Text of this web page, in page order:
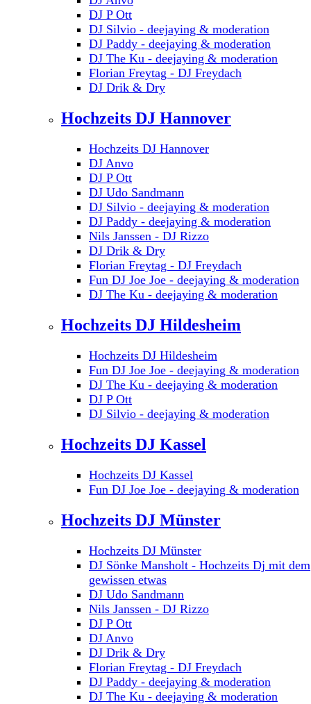
DJ P Ott
DJ Silvio - deejaying & moderation
DJ Paddy - deejaying & moderation
DJ The Ku - deejaying & moderation
Florian Freytag - DJ Freydach
DJ Drik & Dry
Hochzeits DJ Hannover
Hochzeits DJ Hannover
DJ Anvo
DJ P Ott
DJ Udo Sandmann
DJ Silvio - deejaying & moderation
DJ Paddy - deejaying & moderation
Nils Janssen - DJ Rizzo
DJ Drik & Dry
Florian Freytag - DJ Freydach
Fun DJ Joe Joe - deejaying & moderation
DJ The Ku - deejaying & moderation
Hochzeits DJ Hildesheim
Hochzeits DJ Hildesheim
Fun DJ Joe Joe - deejaying & moderation
DJ The Ku - deejaying & moderation
DJ P Ott
DJ Silvio - deejaying & moderation
Hochzeits DJ Kassel
Hochzeits DJ Kassel
Fun DJ Joe Joe - deejaying & moderation
Hochzeits DJ Münster
Hochzeits DJ Münster
DJ Sönke Mansholt - Hochzeits Dj mit dem
gewissen etwas
DJ Udo Sandmann
Nils Janssen - DJ Rizzo
DJ P Ott
DJ Anvo
DJ Drik & Dry
Florian Freytag - DJ Freydach
DJ Paddy - deejaying & moderation
DJ The Ku - deejaying & moderation